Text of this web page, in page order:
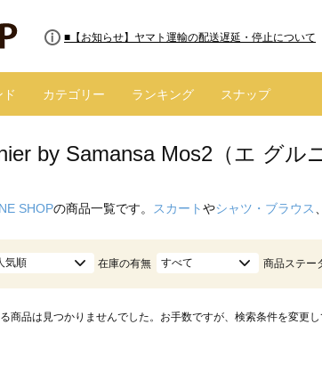
■8/13(木)AM2:00～サイトメンテナンス実施のお知らせ
■【お知らせ】ヤマト運輸の配送遅延・停止について
ド カテゴリー ランキング スナップ
by Samansa Mos2（エ グル
SHOPの商品一覧です。 スカートやシャツ・ブラウス
気順 在庫の有無 すべて 商品ステー
商品は見つかりませんでした。お手数ですが、検索条件を変更し